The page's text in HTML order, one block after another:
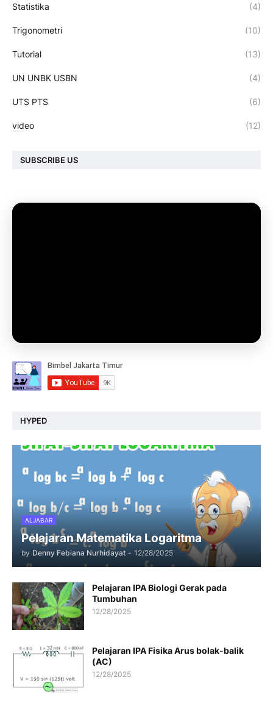
Statistika (4)
Trigonometri (10)
Tutorial (13)
UN UNBK USBN (4)
UTS PTS (6)
video (12)
SUBSCRIBE US
HYPED
ALJABAR
Pelajaran Matematika Logaritma
by Denny Febiana Nurhidayat - 12/28/2025
Pelajaran IPA Biologi Gerak pada
Tumbuhan
12/28/2025
Pelajaran IPA Fisika Arus bolak-balik
(AC)
12/28/2025